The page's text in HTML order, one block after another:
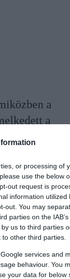
or processing of
use the below
out request is
information utilized
out. You may
parties on the
us to third parties
other third parties.
services and
behaviour. You
your data for below
a
a
terhet rónak
arra, hogy
hangsúlyozta,
rontja a